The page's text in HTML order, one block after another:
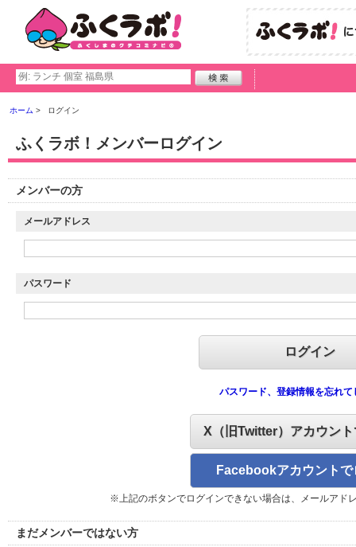
ホーム ログイン
ふくラボ！メンバーログイン
メンバーの方
メールアドレス
パスワード
パスワード、登録情報を忘れて
X（旧Twitter）アカウン
Facebookアカウントで
※上記のボタンでログインできない場合は、メールアド
まだメンバーではない方